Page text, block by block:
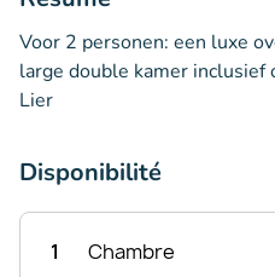
Voor 2 personen: een luxe
large double kamer
Lier
Disponibilité
1 Chambre